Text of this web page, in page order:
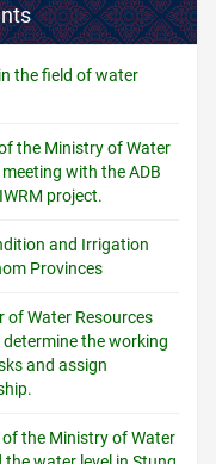
the field of water
the Ministry of Water
with the ADB
project.
and Irrigation
Provinces
of Water Resources
the working
and assign
of the Ministry of Water